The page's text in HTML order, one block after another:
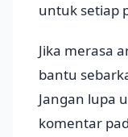
untuk setiap
Jika merasa
bantu
Jangan lupa
komentar